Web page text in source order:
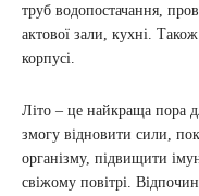
труб водопостачання,
актової зали, кухні.
корпусі.
Літо – це найкраща пора
змогу відновити сили,
організму, підвищити
свіжому повітрі.